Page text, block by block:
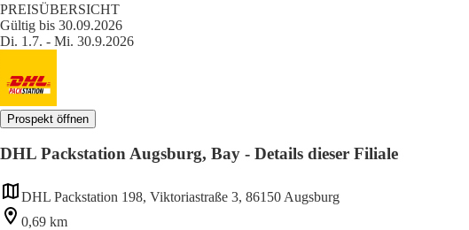
PREISÜBERSICHT
Gültig bis 30.09.2026
Di. 1.7. - Mi. 30.9.2026
Prospekt öffnen
DHL Packstation Augsburg, Bay - Details dieser Filiale
DHL Packstation 198, Viktoriastraße 3, 86150 Augsburg
0,69 km